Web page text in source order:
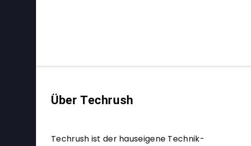
Über Techrush
Techrush ist der hauseigene Technik-